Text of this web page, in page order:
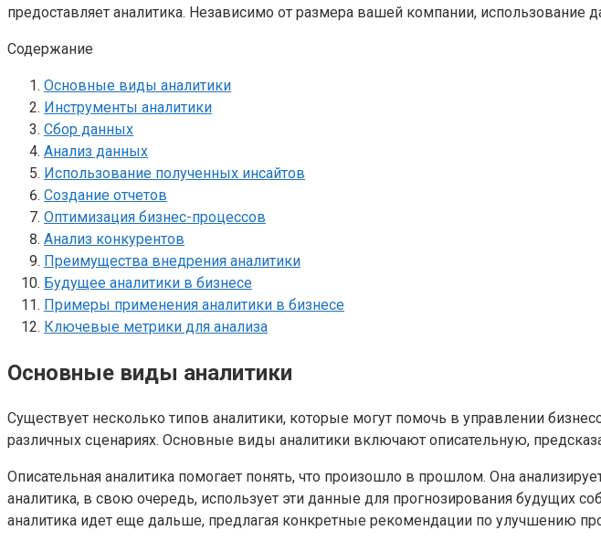
предоставляет аналитика. Независимо от размера вашей компании,
Содержание
Основные виды аналитики
Инструменты аналитики
Сбор данных
Анализ данных
Использование полученных инсайтов
Создание отчетов
Оптимизация бизнес-процессов
Анализ конкурентов
Преимущества внедрения аналитики
Будущее аналитики в бизнесе
Примеры применения аналитики в бизнесе
Ключевые метрики для анализа
Основные виды аналитики
Существует несколько типов аналитики, которые могут помочь в управлении
различных сценариях. Основные виды аналитики включают описательную,
Описательная аналитика помогает понять, что произошло в прошлом. Она
аналитика, в свою очередь, использует эти данные для прогнозирования будущих
аналитика идет еще дальше, предлагая конкретные рекомендации по улучшению